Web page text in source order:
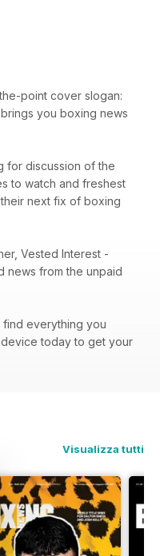
point cover slogan:
you boxing news
for discussion of the
to watch and freshest
next fix of boxing
Vested Interest -
news from the unpaid
find everything you
today to get your
Visualizza tutti